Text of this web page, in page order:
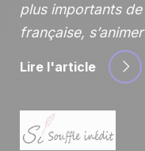
plus importants
française,
Lire l'article